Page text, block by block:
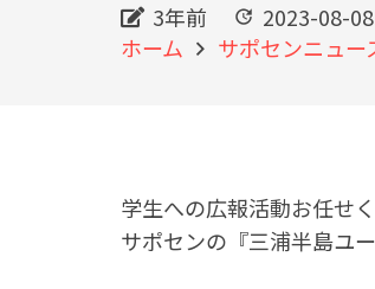
3年前 update 2023-08-08
ホーム
サポセンニュー
学生への広報活動お任せ
サポセンの『三浦半島ユ